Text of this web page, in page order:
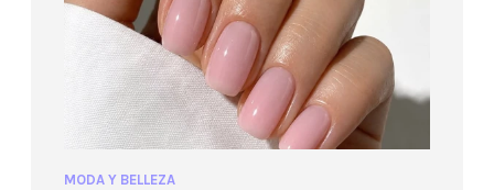
MODA Y BELLEZA